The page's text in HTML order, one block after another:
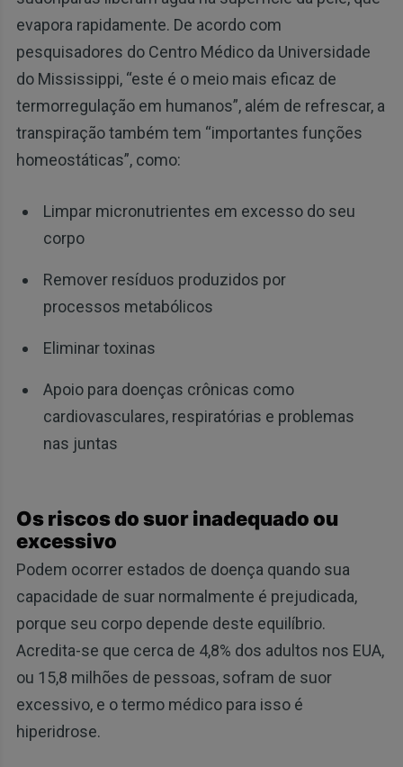
evapora rapidamente. De acordo com
pesquisadores do Centro Médico da Universidade
do Mississippi, “este é o meio mais eficaz de
termorregulação em humanos”, além de refrescar, a
transpiração também tem “importantes funções
homeostáticas”, como:
Limpar micronutrientes em excesso do seu
corpo
Remover resíduos produzidos por
processos metabólicos
Eliminar toxinas
Apoio para doenças crônicas como
cardiovasculares, respiratórias e problemas
nas juntas
Os riscos do suor inadequado ou
excessivo
Podem ocorrer estados de doença quando sua
capacidade de suar normalmente é prejudicada,
porque seu corpo depende deste equilíbrio.
Acredita-se que cerca de 4,8% dos adultos nos EUA,
ou 15,8 milhões de pessoas, sofram de suor
excessivo, e o termo médico para isso é
hiperidrose.